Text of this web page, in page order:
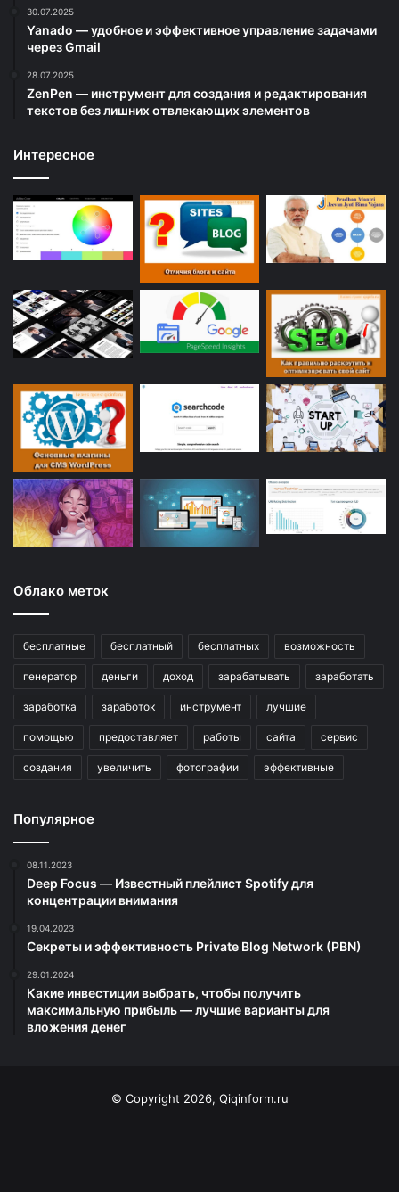
30.07.2025
Yanado — удобное и эффективное управление задачами
через Gmail
28.07.2025
ZenPen — инструмент для создания и редактирования
текстов без лишних отвлекающих элементов
Интересное
Облако меток
бесплатные бесплатный бесплатных возможность
генератор деньги доход зарабатывать заработать
заработка заработок инструмент лучшие
помощью предоставляет работы сайта сервис
создания увеличить фотографии эффективные
Популярное
08.11.2023
Deep Focus — Известный плейлист Spotify для
концентрации внимания
19.04.2023
Секреты и эффективность Private Blog Network (PBN)
29.01.2024
Какие инвестиции выбрать, чтобы получить
максимальную прибыль — лучшие варианты для
вложения денег
© Copyright 2026, Qiqinform.ru